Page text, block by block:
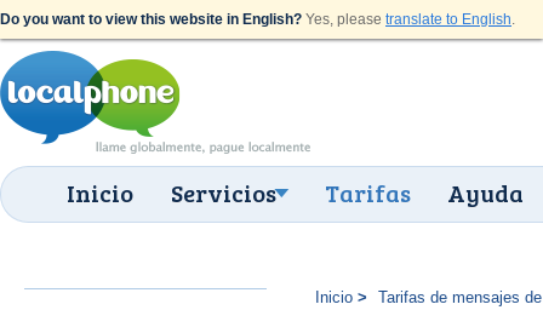
Do you want to view this website in English? Yes, please translate to English.
Inicio Servicios Tarifas Ayuda
Inicio Tarifas de mensajes